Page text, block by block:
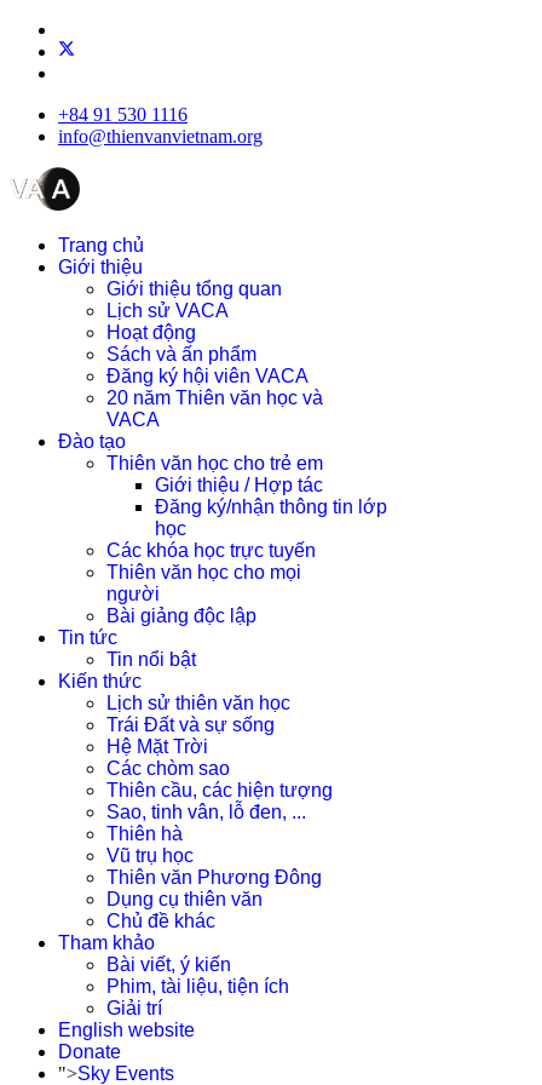
+84 91 530 1116
info@thienvanvietnam.org
Trang chủ
Giới thiệu
Giới thiệu tổng quan
Lịch sử VACA
Hoạt động
Sách và ấn phẩm
Đăng ký hội viên VACA
20 năm Thiên văn học và
VACA
Đào tạo
Thiên văn học cho trẻ em
Giới thiệu / Hợp tác
Đăng ký/nhận thông tin lớp
học
Các khóa học trực tuyến
Thiên văn học cho mọi
người
Bài giảng độc lập
Tin tức
Tin nổi bật
Kiến thức
Lịch sử thiên văn học
Trái Đất và sự sống
Hệ Mặt Trời
Các chòm sao
Thiên cầu, các hiện tượng
Sao, tinh vân, lỗ đen, ...
Thiên hà
Vũ trụ học
Thiên văn Phương Đông
Dụng cụ thiên văn
Chủ đề khác
Tham khảo
Bài viết, ý kiến
Phim, tài liệu, tiện ích
Giải trí
English website
Donate
">Sky Events